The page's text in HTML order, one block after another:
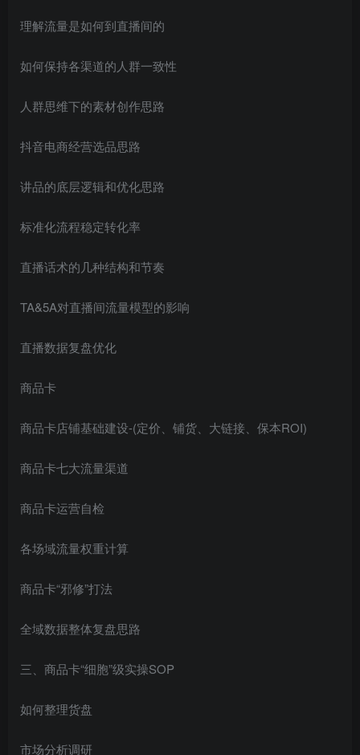
理解流量是如何到直播间的
如何保持各渠道的人群一致性
人群思维下的素材创作思路
抖音电商经营选品思路
讲品的底层逻辑和优化思路
标准化流程稳定转化率
直播话术的几种结构和节奏
TA&5A对直播间流量模型的影响
直播数据复盘优化
商品卡
商品卡店铺基础建设-(定价、铺货、大链接、保本ROI)
商品卡七大流量渠道
商品卡运营自检
各场域流量权重计算
商品卡“邪修”打法
全域数据整体复盘思路
三、商品卡“细胞”级实操SOP
如何整理货盘
市场分析调研